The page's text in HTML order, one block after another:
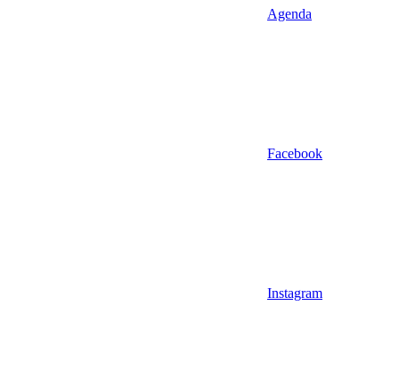
Agenda
Facebook
Instagram